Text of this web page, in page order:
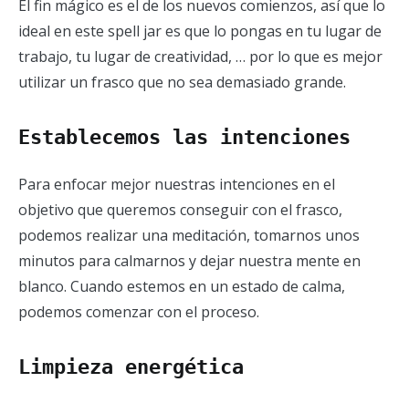
El fin mágico es el de los nuevos comienzos, así que lo
ideal en este spell jar es que lo pongas en tu lugar de
trabajo, tu lugar de creatividad, … por lo que es mejor
utilizar un frasco que no sea demasiado grande.
Establecemos las intenciones
Para enfocar mejor nuestras intenciones en el
objetivo que queremos conseguir con el frasco,
podemos realizar una meditación, tomarnos unos
minutos para calmarnos y dejar nuestra mente en
blanco. Cuando estemos en un estado de calma,
podemos comenzar con el proceso.
Limpieza energética